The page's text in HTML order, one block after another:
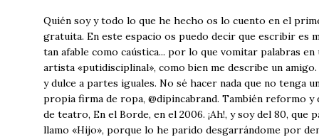
Quién soy y todo lo que he hecho os lo cuento en el
gratuita. En este espacio os puedo decir que escribir es
tan afable como caústica... por lo que vomitar palabras en
artista «putidisciplinal», como bien me describe un
y dulce a partes iguales. No sé hacer nada que no tenga
propia firma de ropa, @dipincabrand. También reformo
de teatro, En el Borde, en el 2006. ¡Ah!, y soy del 80,
llamo «Hijo», porque lo he parido desgarrándome por